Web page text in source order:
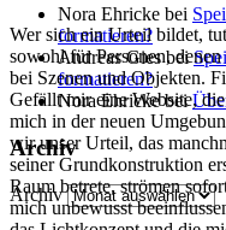
Wer sich ein Urteil bildet,
sowohl für Personen,
bei Szenen und Objekten.
Gefällt mir eine Website,
mich in der neuen
wir unser Urteil, das
seiner Grundkonstruktion
Raum betrete, strömen
mich unbewusst
Nora Ehricke bei
formatieren?
Andreas Giesbei
formatieren?
Nora Ehrickebei
Archiv
Archiv